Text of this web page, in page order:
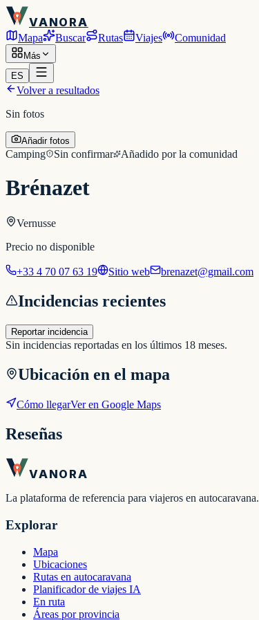
VANORA
Mapa Buscar Rutas Viajes Comunidad
Más
ES
Volver a resultados
Sin fotos
Añadir fotos
Camping Sin confirmar Añadido por la comunidad
Brénazet
Vernusse
Precio no disponible
+33 4 70 07 63 19 Sitio web brenazet@gmail.com
Incidencias recientes
Reportar incidencia
Sin incidencias reportadas en los últimos 18 meses.
Ubicación en el mapa
Cómo llegarVer en Google Maps
Reseñas
VANORA
La plataforma de referencia para viajeros en autocaravana.
Explorar
Mapa
Ubicaciones
Rutas en autocaravana
Planificador de viajes IA
En ruta
Áreas por provincia